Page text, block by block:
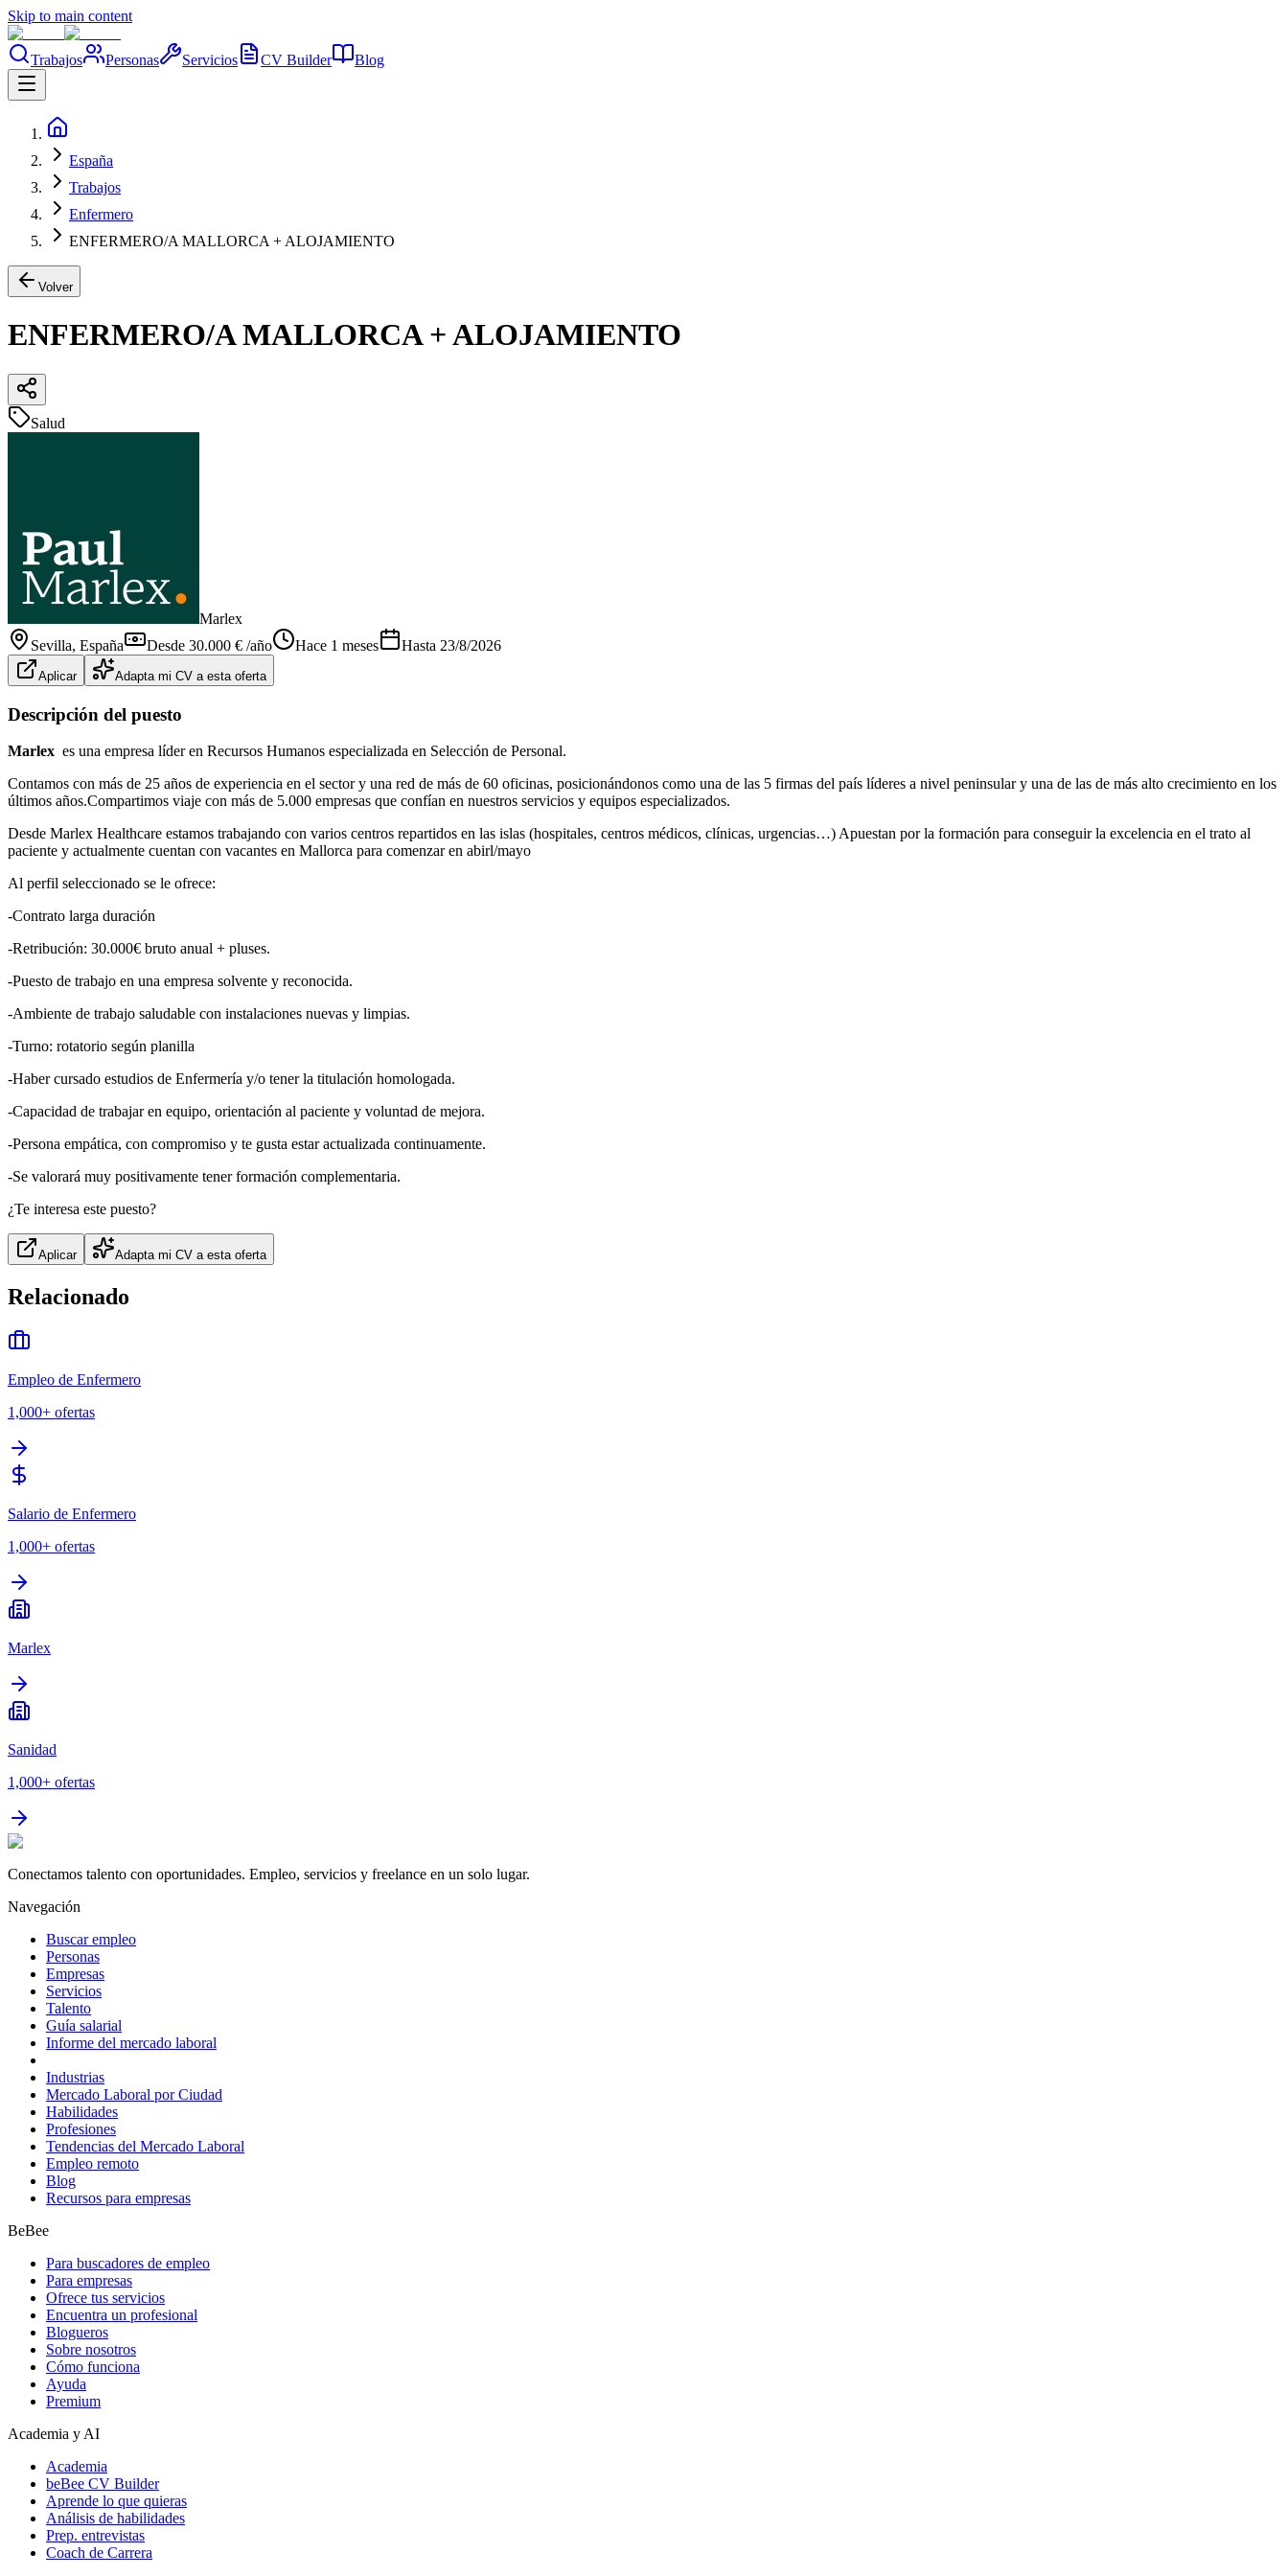
Skip to main content
Trabajos Personas Servicios CV Builder Blog
España
Trabajos
Enfermero
ENFERMERO/A MALLORCA + ALOJAMIENTO
Volver
ENFERMERO/A MALLORCA + ALOJAMIENTO
Salud
Marlex
Sevilla, España Desde 30.000 € /año Hace 1 meses Hasta 23/8/2026
Aplicar Adapta mi CV a esta oferta
Descripción del puesto
Marlex es una empresa líder en Recursos Humanos especializada en Selección de Personal.
Contamos con más de 25 años de experiencia en el sector y una red de más de 60 oficinas, posicionándonos como una de las 5 firmas del país líderes a nivel peninsular y una de las de más alto crecimiento en los
últimos años.Compartimos viaje con más de 5.000 empresas que confían en nuestros servicios y equipos especializados.
Desde Marlex Healthcare estamos trabajando con varios centros repartidos en las islas (hospitales, centros médicos, clínicas, urgencias…) Apuestan por la formación para conseguir la excelencia en el trato al
paciente y actualmente cuentan con vacantes en Mallorca para comenzar en abirl/mayo
Al perfil seleccionado se le ofrece:
-Contrato larga duración
-Retribución: 30.000€ bruto anual + pluses.
-Puesto de trabajo en una empresa solvente y reconocida.
-Ambiente de trabajo saludable con instalaciones nuevas y limpias.
-Turno: rotatorio según planilla
-Haber cursado estudios de Enfermería y/o tener la titulación homologada.
-Capacidad de trabajar en equipo, orientación al paciente y voluntad de mejora.
-Persona empática, con compromiso y te gusta estar actualizada continuamente.
-Se valorará muy positivamente tener formación complementaria.
¿Te interesa este puesto?
Aplicar Adapta mi CV a esta oferta
Relacionado
Empleo de Enfermero
1,000+ ofertas
Salario de Enfermero
1,000+ ofertas
Marlex
Sanidad
1,000+ ofertas
Conectamos talento con oportunidades. Empleo, servicios y freelance en un solo lugar.
Navegación
Buscar empleo
Personas
Empresas
Servicios
Talento
Guía salarial
Informe del mercado laboral
Industrias
Mercado Laboral por Ciudad
Habilidades
Profesiones
Tendencias del Mercado Laboral
Empleo remoto
Blog
Recursos para empresas
BeBee
Para buscadores de empleo
Para empresas
Ofrece tus servicios
Encuentra un profesional
Blogueros
Sobre nosotros
Cómo funciona
Ayuda
Premium
Academia y AI
Academia
beBee CV Builder
Aprende lo que quieras
Análisis de habilidades
Prep. entrevistas
Coach de Carrera